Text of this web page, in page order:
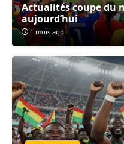
Actualités coupe du
aujourd’hui
1 mois ago